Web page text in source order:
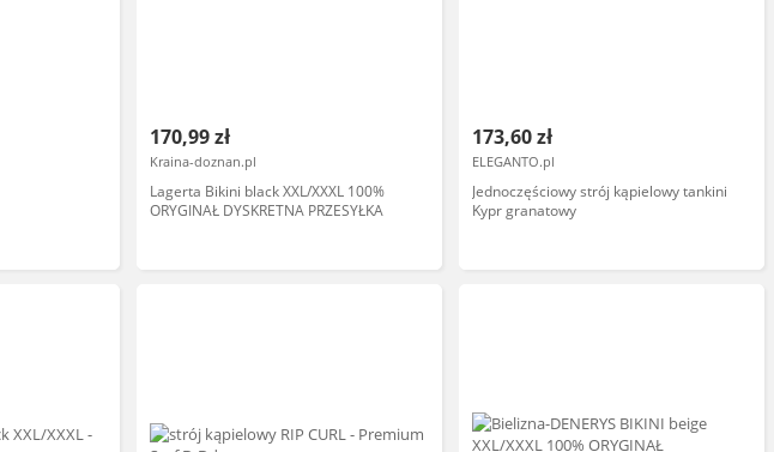
170,99 zł
Kraina-doznan.pl
Lagerta Bikini black XXL/XXXL 100%
ORYGINAŁ DYSKRETNA PRZESYŁKA
173,60 zł
ELEGANTO.pl
Jednoczęściowy strój kąpielowy tankini
Kypr granatowy